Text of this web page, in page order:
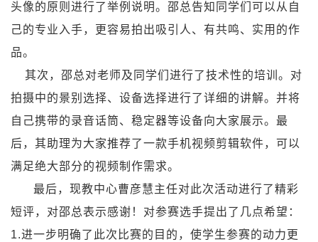
头像的原则进行了举例说明。邵总告知同学们可以从自
己的专业入手，更容易拍出吸引人、有共鸣、实用的作
品。
其次，邵总对老师及同学们进行了技术性的培训。对
拍摄中的景别选择、设备选择进行了详细的讲解。并将
自己携带的录音话筒、稳定器等设备向大家展示。最
后，其助理为大家推荐了一款手机视频剪辑软件，可以
满足绝大部分的视频制作需求。
最后，现教中心曹彦慧主任对此次活动进行了精彩
短评，对邵总表示感谢！对参赛选手提出了几点希望：
1.进一步明确了此次比赛的目的，使学生参赛的动力更